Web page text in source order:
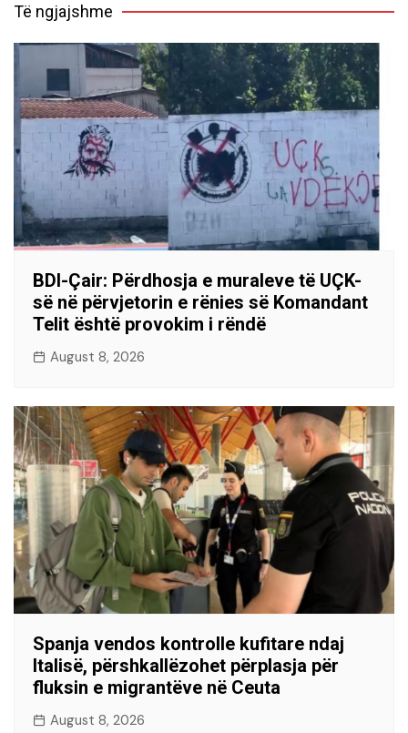
Të ngjajshme
BDI-Çair: Përdhosja e muraleve të UÇK-
së në përvjetorin e rënies së Komandant
Telit është provokim i rëndë
August 8, 2026
Spanja vendos kontrolle kufitare ndaj
Italisë, përshkallëzohet përplasja për
fluksin e migrantëve në Ceuta
August 8, 2026